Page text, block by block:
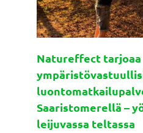
Natureffect tarjoaa
Saaristomerellä –
leijuvassa teltassa